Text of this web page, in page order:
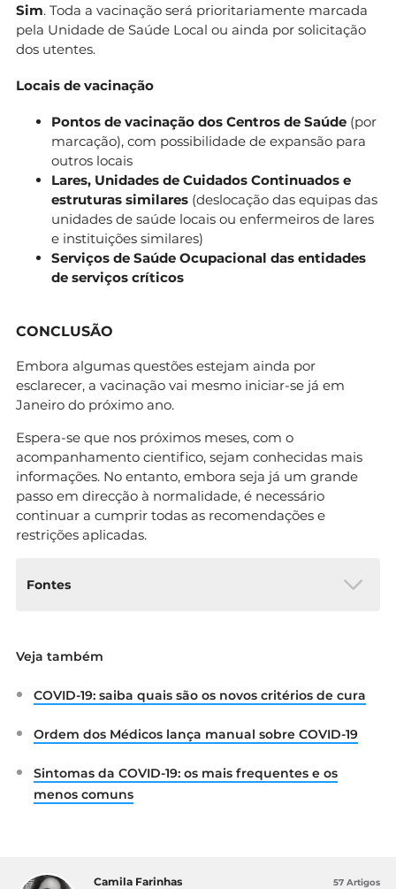
Sim. Toda a vacinação será prioritariamente marcada
pela Unidade de Saúde Local ou ainda por solicitação
dos utentes.
Locais de vacinação
Pontos de vacinação dos Centros de Saúde (por
marcação), com possibilidade de expansão para
outros locais
Lares, Unidades de Cuidados Continuados e
estruturas similares (deslocação das equipas das
unidades de saúde locais ou enfermeiros de lares
e instituições similares)
Serviços de Saúde Ocupacional das entidades
de serviços críticos
CONCLUSÃO
Embora algumas questões estejam ainda por
esclarecer, a vacinação vai mesmo iniciar-se já em
Janeiro do próximo ano.
Espera-se que nos próximos meses, com o
acompanhamento cientifico, sejam conhecidas mais
informações. No entanto, embora seja já um grande
passo em direcção à normalidade, é necessário
continuar a cumprir todas as recomendações e
restrições aplicadas.
Fontes
Vacinação COVID-19. Disponível em:
content/uploads/2020/12/plano-vacinacao-
Veja também
COVID-19: saiba quais são os novos critérios de cura
Ordem dos Médicos lança manual sobre COVID-19
Sintomas da COVID-19: os mais frequentes e os
menos comuns
Camila Farinhas 57 Artigos